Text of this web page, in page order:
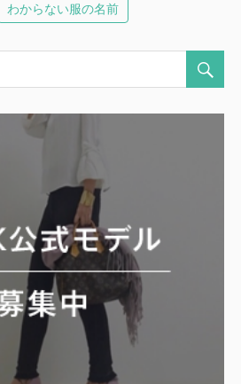
わからない服の名前